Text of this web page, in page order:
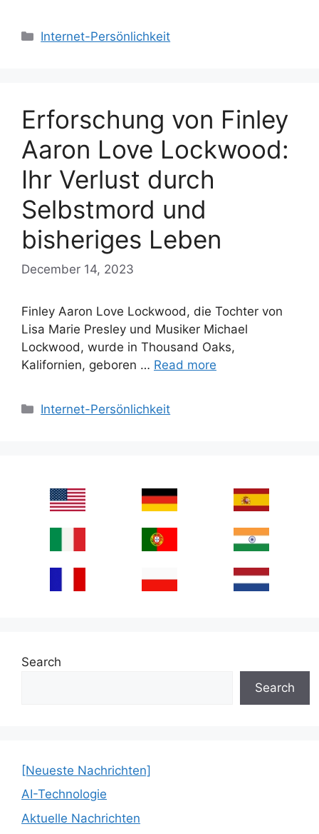
Categories
Internet-Persönlichkeit
Erforschung von Finley
Aaron Love Lockwood:
Ihr Verlust durch
Selbstmord und
bisheriges Leben
December 14, 2023
Finley Aaron Love Lockwood, die Tochter von
Lisa Marie Presley und Musiker Michael
Lockwood, wurde in Thousand Oaks,
Kalifornien, geboren … Read more
Categories
Internet-Persönlichkeit
Search
Search
[Neueste Nachrichten]
AI-Technologie
Aktuelle Nachrichten